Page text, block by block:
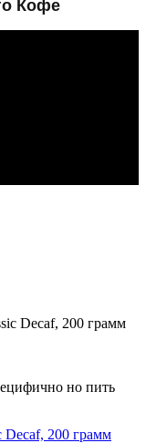
Кофе
но пить
Decaf, 200 грамм